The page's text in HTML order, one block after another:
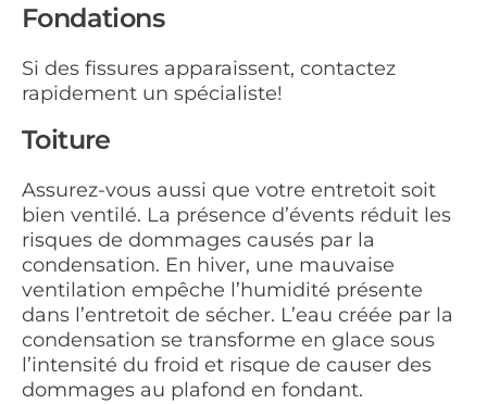
Fondations
Si des fissures apparaissent, contactez
rapidement un spécialiste!
Toiture
Assurez-vous aussi que votre entretoit soit
bien ventilé. La présence d’évents réduit les
risques de dommages causés par la
condensation. En hiver, une mauvaise
ventilation empêche l’humidité présente
dans l’entretoit de sécher. L’eau créée par la
condensation se transforme en glace sous
l’intensité du froid et risque de causer des
dommages au plafond en fondant.